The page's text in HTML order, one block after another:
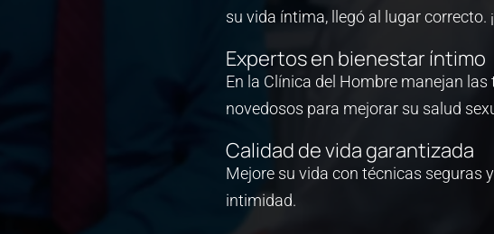
su vida íntima, llegó al lugar correcto. ¡
Expertos en bienestar íntimo
En la Clínica del Hombre manejan
novedosos para mejorar su salud
Calidad de vida garantizada
Mejore su vida con técnicas seguras
intimidad.